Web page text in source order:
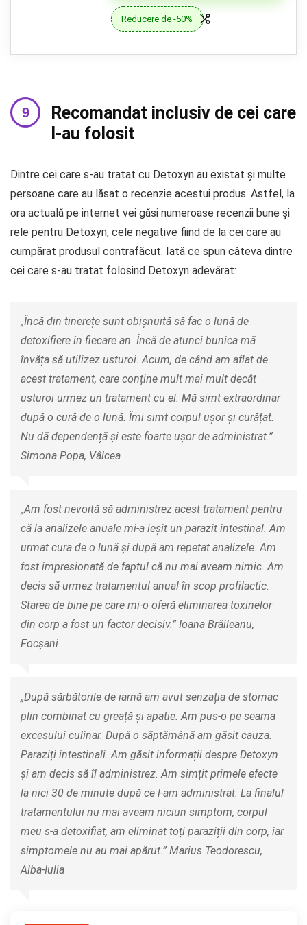
Reducere de -50%
Recomandat inclusiv de cei care
l-au folosit
Dintre cei care s-au tratat cu Detoxyn au existat și multe
persoane care au lăsat o recenzie acestui produs. Astfel, la
ora actuală pe internet vei găsi numeroase recenzii bune și
rele pentru Detoxyn, cele negative fiind de la cei care au
cumpărat produsul contrafăcut. Iată ce spun câteva dintre
cei care s-au tratat folosind Detoxyn adevărat:
„Încă din tinerețe sunt obișnuită să fac o lună de
detoxifiere în fiecare an. Încă de atunci bunica mă
învăța să utilizez usturoi. Acum, de când am aflat de
acest tratament, care conține mult mai mult decât
usturoi urmez un tratament cu el. Mă simt extraordinar
după o cură de o lună. Îmi simt corpul ușor și curățat.
Nu dă dependență și este foarte ușor de administrat.”
Simona Popa, Vâlcea
„Am fost nevoită să administrez acest tratament pentru
că la analizele anuale mi-a ieșit un parazit intestinal. Am
urmat cura de o lună și după am repetat analizele. Am
fost impresionată de faptul că nu mai aveam nimic. Am
decis să urmez tratamentul anual în scop profilactic.
Starea de bine pe care mi-o oferă eliminarea toxinelor
din corp a fost un factor decisiv.” Ioana Brăileanu,
Focșani
„După sărbătorile de iarnă am avut senzația de stomac
plin combinat cu greață și apatie. Am pus-o pe seama
excesului culinar. După o săptămână am găsit cauza.
Paraziți intestinali. Am găsit informații despre Detoxyn
și am decis să îl administrez. Am simțit primele efecte
la nici 30 de minute după ce l-am administrat. La finalul
tratamentului nu mai aveam niciun simptom, corpul
meu s-a detoxifiat, am eliminat toți paraziții din corp, iar
simptomele nu au mai apărut.” Marius Teodorescu,
Alba-Iulia